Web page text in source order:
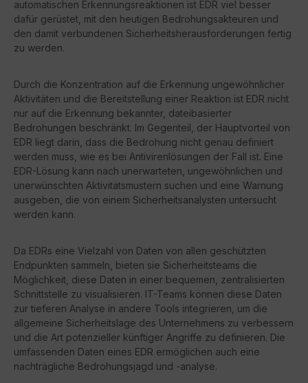
automatischen Erkennungsreaktionen ist EDR viel besser
dafür gerüstet, mit den heutigen Bedrohungsakteuren und
den damit verbundenen Sicherheitsherausforderungen fertig
zu werden.
Durch die Konzentration auf die Erkennung ungewöhnlicher
Aktivitäten und die Bereitstellung einer Reaktion ist EDR nicht
nur auf die Erkennung bekannter, dateibasierter
Bedrohungen beschränkt. Im Gegenteil, der Hauptvorteil von
EDR liegt darin, dass die Bedrohung nicht genau definiert
werden muss, wie es bei Antivirenlösungen der Fall ist. Eine
EDR-Lösung kann nach unerwarteten, ungewöhnlichen und
unerwünschten Aktivitätsmustern suchen und eine Warnung
ausgeben, die von einem Sicherheitsanalysten untersucht
werden kann.
Da EDRs eine Vielzahl von Daten von allen geschützten
Endpunkten sammeln, bieten sie Sicherheitsteams die
Möglichkeit, diese Daten in einer bequemen, zentralisierten
Schnittstelle zu visualisieren. IT-Teams können diese Daten
zur tieferen Analyse in andere Tools integrieren, um die
allgemeine Sicherheitslage des Unternehmens zu verbessern
und die Art potenzieller künftiger Angriffe zu definieren. Die
umfassenden Daten eines EDR ermöglichen auch eine
nachträgliche Bedrohungsjagd und -analyse.